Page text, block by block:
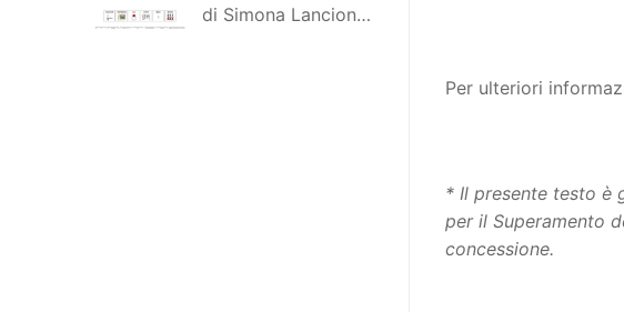
Per ulteriori
* Il presente testo è
per il Superamento
concessione.
di Simona Lancioni,